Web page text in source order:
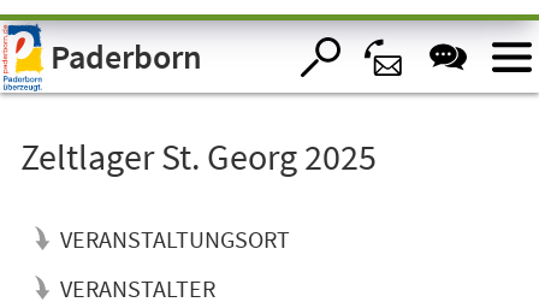
Visuelle
Assistenzsoftware
öffnen.Paderborn
Zeltlager St. Georg 2025
VERANSTALTUNGSORT
VERANSTALTER